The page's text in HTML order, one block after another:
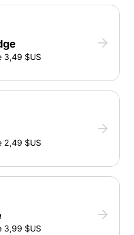
3,49 $US
2,49 $US
3,99 $US